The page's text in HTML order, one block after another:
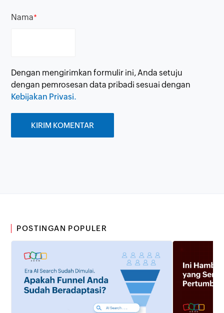
Nama*
Dengan mengirimkan formulir ini, Anda setuju
dengan pemrosesan data pribadi sesuai dengan
Kebijakan Privasi.
POSTINGAN POPULER